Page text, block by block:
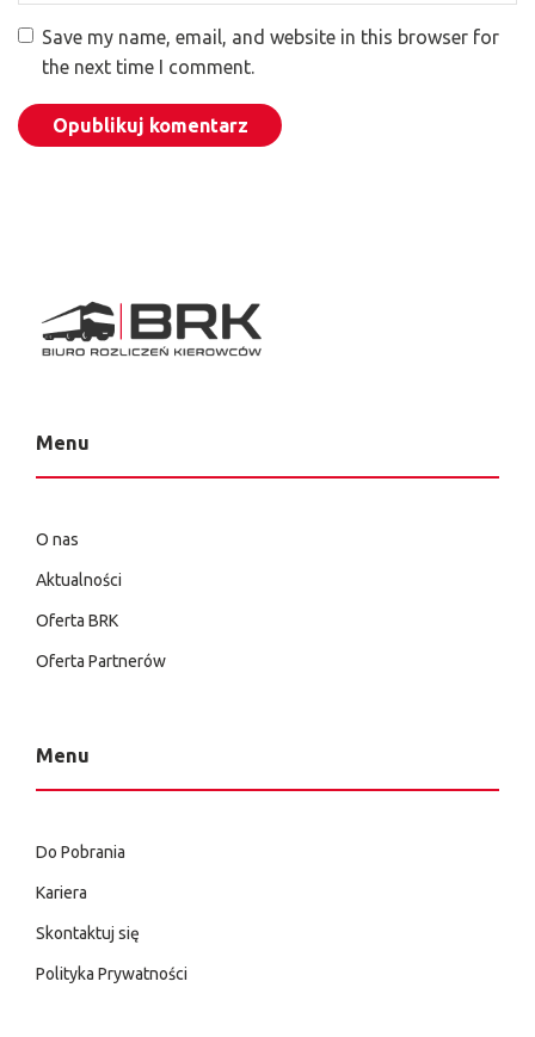
Save my name, email, and website in this browser for
the next time I comment.
Menu
O nas
Aktualności
Oferta BRK
Oferta Partnerów
Menu
Do Pobrania
Kariera
Skontaktuj się
Polityka Prywatności